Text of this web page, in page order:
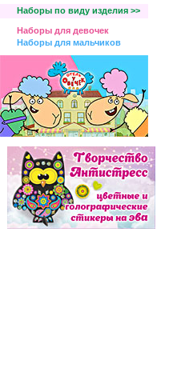
Наборы по виду изделия >>
Наборы для девочек
Наборы для мальчиков